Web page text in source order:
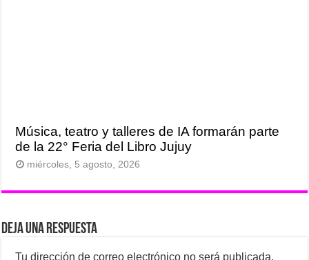
Música, teatro y talleres de IA formarán parte
de la 22° Feria del Libro Jujuy
miércoles, 5 agosto, 2026
Deja una respuesta
Tu dirección de correo electrónico no será publicada.